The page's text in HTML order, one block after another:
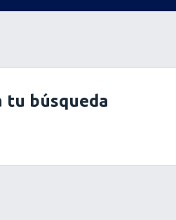
tu búsqueda